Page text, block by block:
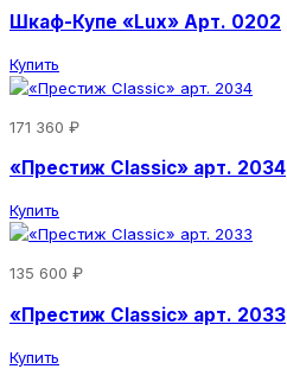
Шкаф-Купе «Lux» Арт. 0202
Купить
171 360 ₽
«Престиж Classic» арт. 2034
Купить
135 600 ₽
«Престиж Classic» арт. 2033
Купить